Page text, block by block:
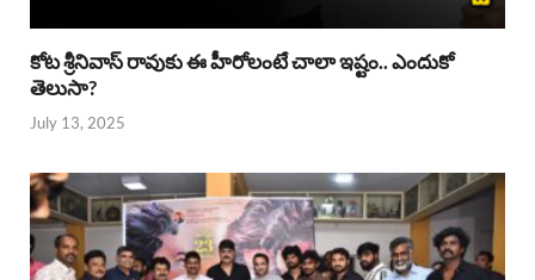
కోట శ్రీనివాస్ రావుకు ఈ హీరోలంటే చాలా ఇష్టం.. ఎందుకో
తెలుసా?
July 13, 2025